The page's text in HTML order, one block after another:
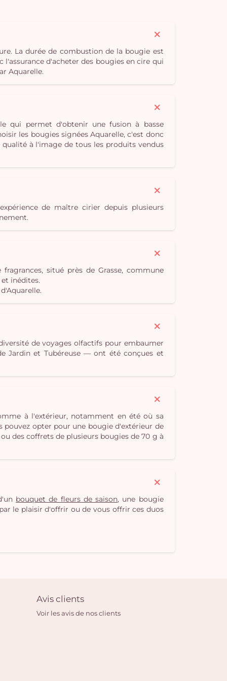
La durée de combustion de la bougie est
d'acheter des bougies en cire qui
Aquarelle.
qui permet d'obtenir une fusion à basse
les bougies signées Aquarelle, c'est donc
à l'image de tous les produits vendus
de maître cirier depuis plusieurs
situé près de Grasse, commune
inédites.
de voyages olfactifs pour embaumer
Jardin et Tubéreuse — ont été conçues et
à l'extérieur, notamment en été où sa
opter pour une bougie d'extérieur de
des coffrets de plusieurs bougies de 70 g à
bouquet de fleurs de saison, une bougie
le plaisir d'offrir ou de vous offrir ces duos
Avis clients
Voir les avis de nos clients